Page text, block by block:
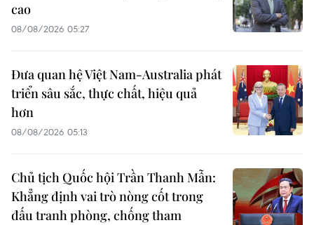
cao
08/08/2026 05:27
Đưa quan hệ Việt Nam-Australia phát
triển sâu sắc, thực chất, hiệu quả
hơn
08/08/2026 05:13
Chủ tịch Quốc hội Trần Thanh Mẫn:
Khẳng định vai trò nòng cốt trong
đấu tranh phòng, chống tham